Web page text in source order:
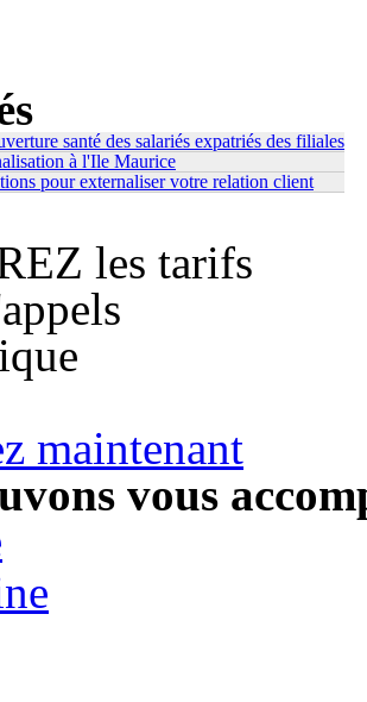
santé des salariés expatriés des filiales
à l'Ile Maurice
pour externaliser votre relation client
les tarifs
maintenant
vous